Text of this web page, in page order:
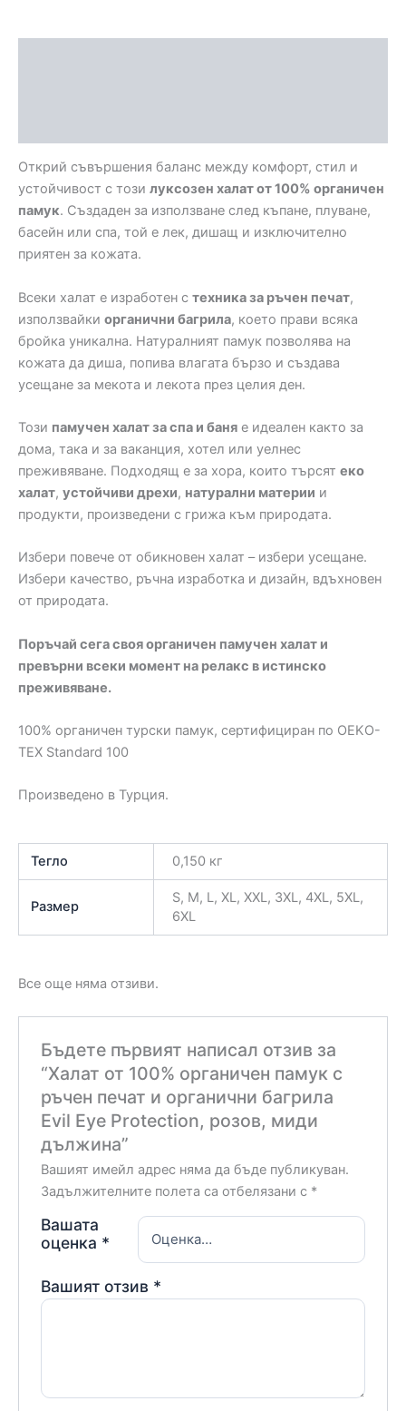
Открий съвършения баланс между комфорт, стил и
устойчивост с този луксозен халат от 100% органичен
памук. Създаден за използване след къпане, плуване,
басейн или спа, той е лек, дишащ и изключително
приятен за кожата.
Всеки халат е изработен с техника за ръчен печат,
използвайки органични багрила, което прави всяка
бройка уникална. Натуралният памук позволява на
кожата да диша, попива влагата бързо и създава
усещане за мекота и лекота през целия ден.
Този памучен халат за спа и баня е идеален както за
дома, така и за ваканция, хотел или уелнес
преживяване. Подходящ е за хора, които търсят еко
халат, устойчиви дрехи, натурални материи и
продукти, произведени с грижа към природата.
Избери повече от обикновен халат – избери усещане.
Избери качество, ръчна изработка и дизайн, вдъхновен
от природата.
Поръчай сега своя органичен памучен халат и
превърни всеки момент на релакс в истинско
преживяване.
100% органичен турски памук, сертифициран по OEKO-
TEX Standard 100
Произведено в Турция.
Тегло 0,150 кг
Размер
S, М, L, XL, XXL, 3XL, 4XL, 5XL,
6XL
Все още няма отзиви.
Бъдете първият написал отзив за
“Халат от 100% органичен памук с
ръчен печат и органични багрила
Evil Eye Protection, розов, миди
дължина”
Вашият имейл адрес няма да бъде публикуван.
Задължителните полета са отбелязани с *
Вашата
оценка *
Вашият отзив *